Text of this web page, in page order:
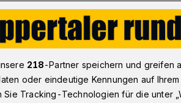
Skater – oder doch lieber mehr
218-Partner speichern und greifen
oder eindeutige Kennungen auf
Sie Tracking-Technologien für die unter